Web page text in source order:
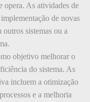
opera. As atividades de
de novas
sistemas ou a
objetivo melhorar o
do sistema. As
incluem a otimização
e a melhoria